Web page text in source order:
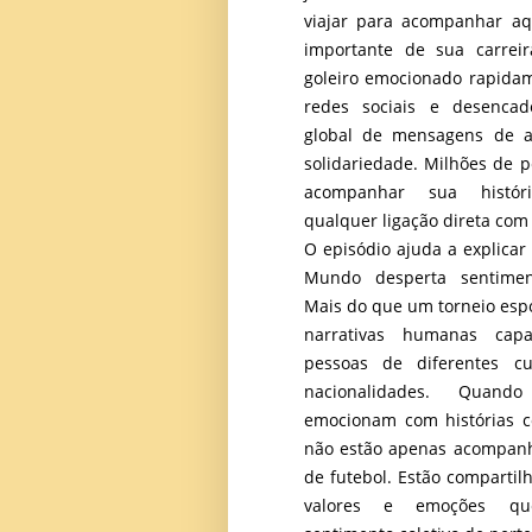
viajar para acompanhar
importante de sua
goleiro emocionado
redes sociais e
global de mensagens de
solidariedade. Milhões de
acompanhar sua
qualquer ligação direta com
O episódio ajuda a
Mundo desperta
Mais do que um torneio
narrativas humanas
pessoas de diferentes
nacionalidades.
emocionam com histórias
não estão apenas
de futebol. Estão
valores e emoções